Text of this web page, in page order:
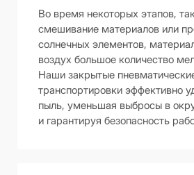
Во время некоторых этапов,
смешивание материалов или
солнечных элементов,
воздух большое количество
Наши закрытые
транспортировки эффективно
пыль, уменьшая выбросы в
и гарантируя безопасность